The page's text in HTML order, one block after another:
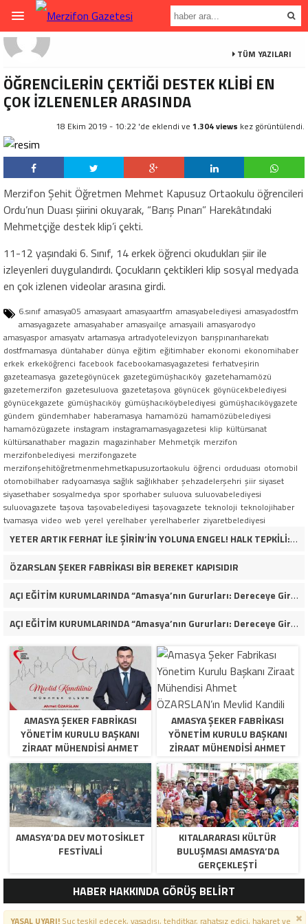
TÜM YAZILARI
ÖĞRENCİLERİN ÇEKTİĞİ DESTEK KLİBİ EN
ÇOK İZLENENLER ARASINDA
18 Ekim 2019 - 10:22 'de eklendi ve 1.304 views kez görüntülendi.
Merzifon Şehit Öğretmen Mehmet Kapusuz Ortaokulu öğrencileri
Ordu’nun Duası şiirini okuyarak, “Barış Pınarı” Harekâtındaki
Mehmetçiğe destek klip’i çekti.
11-12 yaşındaki 6. Sınıf, 14 erkek öğrenci okudukları şiir ile
izleyenleri duygulandırdı. Çocukların çektikleri klip sosyal medyada
en çok izlenen videolar arasına girdi.
6.sınıf amasya05 amasyaart amasyaartfm amasyabelediyesi amasyadostfm
amasyagazete amasyahaber amasyailçe amasyaili amasyarodyo
amasyaspor amasyatv artamasya artradyotelevizyon barışpınarıharekatı
dostfmamasya düntahaber dünya eğitim eğitimhaber ekonomi ekonomihaber
erkek erkeköğrenci facebook facebookamasyagazetesi ferhatveşirin
gazeteamasya gazetegöynücek gazetegümüşhacıköy gazetehamamözü
gazetemerzifon gazetesuluova gazetetaşova göynücek göynücekbelediyesi
göynücekgazete gümüşhacıköy gümüşhacıköybelediyesi gümüşhacıköygazete
gündem gündemhaber haberamasya hamamözü hamamözübelediyesi
hamamözügazete instagram instagramamasyagazetesi klip kültürsanat
kültürsanathaber magazin magazinhaber Mehmetçik merzifon
merzifonbelediyesi merzifongazete
merzifonşehitöğretmenmehmetkapusuzortaokulu öğrenci orduduası otomobil
otomobilhaber radyoamasya sağlık sağlıkhaber şehzadelerşehri şiir siyaset
siyasethaber sosyalmedya spor sporhaber suluova suluovabelediyesi
suluovagazete taşova taşovabelediyesi taşovagazete teknoloji teknolojihaber
tvamasya video web yerel yerelhaber yerelhaberler ziyaretbelediyesi
YETER ARTIK FERHAT İLE ŞİRİN’İN YOLUNA ENGEL! HALK TEPKİLİ: “YOLU KAPATMAK ÇÖZÜM DEĞİL, GÖREVİNİ YAP!”
ÖZARSLAN ŞEKER FABRİKASI BİR BEREKET KAPISIDIR
AÇI EĞİTİM KURUMLARINDA “Amasya’nın Gururları: Dereceye Giren Öğrenciler İçin Anlamlı Tören”
AÇI EĞİTİM KURUMLARINDA “Amasya’nın Gururları: Dereceye Giren Öğrenciler İçin Anlamlı Tören”
AMASYA ŞEKER FABRIKASI
YÖNETIM KURULU BAŞKANI
ZIRAAT MÜHENDISI AHMET
ÖZARSLAN’IN MEVLID KANDILI
MESAJI
AMASYA ŞEKER FABRIKASI
YÖNETIM KURULU BAŞKANI
ZIRAAT MÜHENDISI AHMET
ÖZARSLAN’IN MEVLID KANDILI
MESAJI
AMASYA’DA DEV MOTOSIKLET
FESTIVALI
KITALARARASI KÜLTÜR
BULUŞMASI AMASYA’DA
GERÇEKLEŞTI
HABER HAKKINDA GÖRÜŞ BELİRT
YASAL UYARI!Suç teşkil edecek, yasadışı, tehditkar, rahatsız edici, hakaret ve